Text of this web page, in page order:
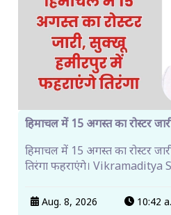
हिमाचल में 15 अगस्त का रोस्टर
हिमाचल में 15 अगस्त का रोस्टर
तिरंगा फहराएंगे। Vikramaditya
Aug. 8, 2026 10:42